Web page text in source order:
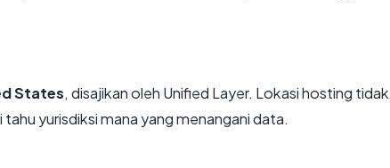
States, disajikan oleh Unified Layer. Lokasi hosting tidak
yurisdiksi mana yang menangani data.